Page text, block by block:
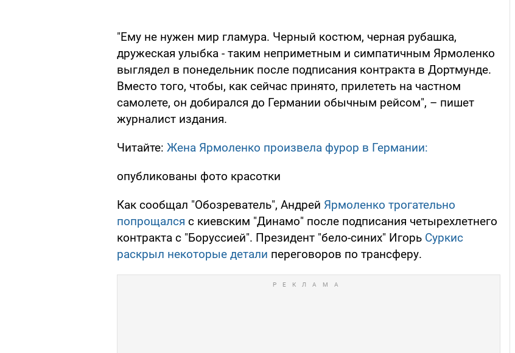
"Ему не нужен мир гламура. Черный костюм, черная рубашка,
дружеская улыбка - таким неприметным и симпатичным Ярмоленко
выглядел в понедельник после подписания контракта в Дортмунде.
Вместо того, чтобы, как сейчас принято, прилететь на частном
самолете, он добирался до Германии обычным рейсом", – пишет
журналист издания.
Читайте: Жена Ярмоленко произвела фурор в Германии:
опубликованы фото красотки
Как сообщал "Обозреватель", Андрей Ярмоленко трогательно
попрощался с киевским "Динамо" после подписания четырехлетнего
контракта с "Боруссией". Президент "бело-синих" Игорь Суркис
раскрыл некоторые детали переговоров по трансферу.